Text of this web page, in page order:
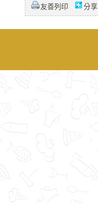
友善列印 分享